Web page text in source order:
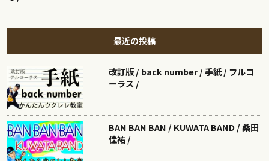
最近の投稿
改訂版 / back number / 手紙 / フルコ
ーラス /
BAN BAN BAN / KUWATA BAND / 桑田
佳祐 /